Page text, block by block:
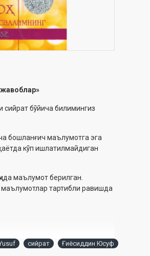
сийрат бўйича билимингиз
бошланғич маълумотга эга
кўп ишлатилмайдиган
маълумот берилган.
тартибли равишда
сийрат Ғиёсиддин Юсуф